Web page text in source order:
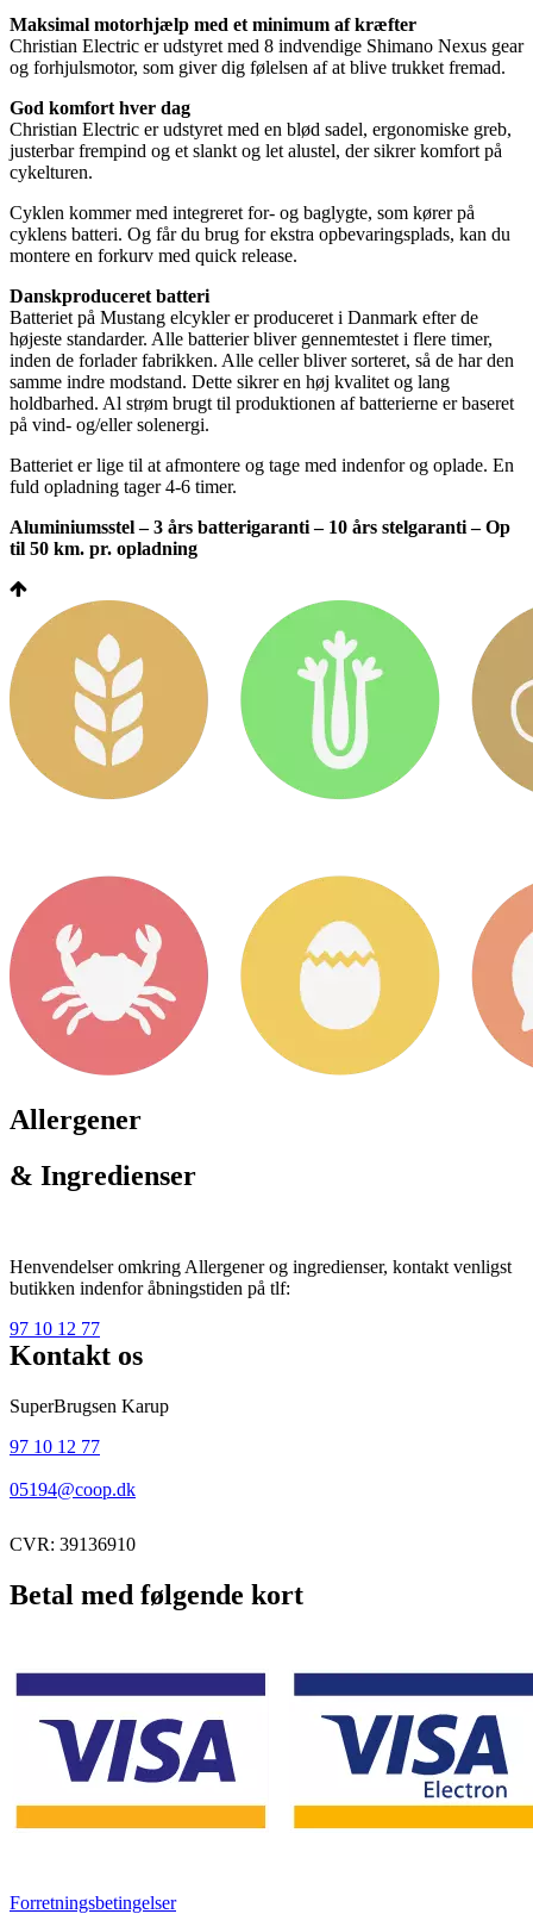
Maksimal motorhjælp med et minimum af kræfter
Christian Electric er udstyret med 8 indvendige Shimano Nexus gear
og forhjulsmotor, som giver dig følelsen af at blive trukket fremad.
God komfort hver dag
Christian Electric er udstyret med en blød sadel, ergonomiske greb,
justerbar frempind og et slankt og let alustel, der sikrer komfort på
cykelturen.
Cyklen kommer med integreret for- og baglygte, som kører på
cyklens batteri. Og får du brug for ekstra opbevaringsplads, kan du
montere en forkurv med quick release.
Danskproduceret batteri
Batteriet på Mustang elcykler er produceret i Danmark efter de
højeste standarder. Alle batterier bliver gennemtestet i flere timer,
inden de forlader fabrikken. Alle celler bliver sorteret, så de har den
samme indre modstand. Dette sikrer en høj kvalitet og lang
holdbarhed. Al strøm brugt til produktionen af batterierne er baseret
på vind- og/eller solenergi.
Batteriet er lige til at afmontere og tage med indenfor og oplade. En
fuld opladning tager 4-6 timer.
Aluminiumsstel – 3 års batterigaranti – 10 års stelgaranti – Op
til 50 km. pr. opladning
Allergener
& Ingredienser
Henvendelser omkring Allergener og ingredienser, kontakt venligst
butikken indenfor åbningstiden på tlf:
97 10 12 77
Kontakt os
SuperBrugsen Karup
97 10 12 77
05194@coop.dk
CVR: 39136910
Betal med følgende kort
Forretningsbetingelser